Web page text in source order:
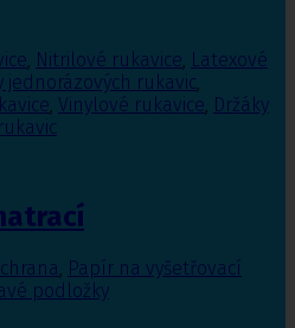
, Nitrilové rukavice, Latexové
jednorázových rukavic,
, Vinylové rukavice, Držáky
, Papír na vyšetřovací
podložky